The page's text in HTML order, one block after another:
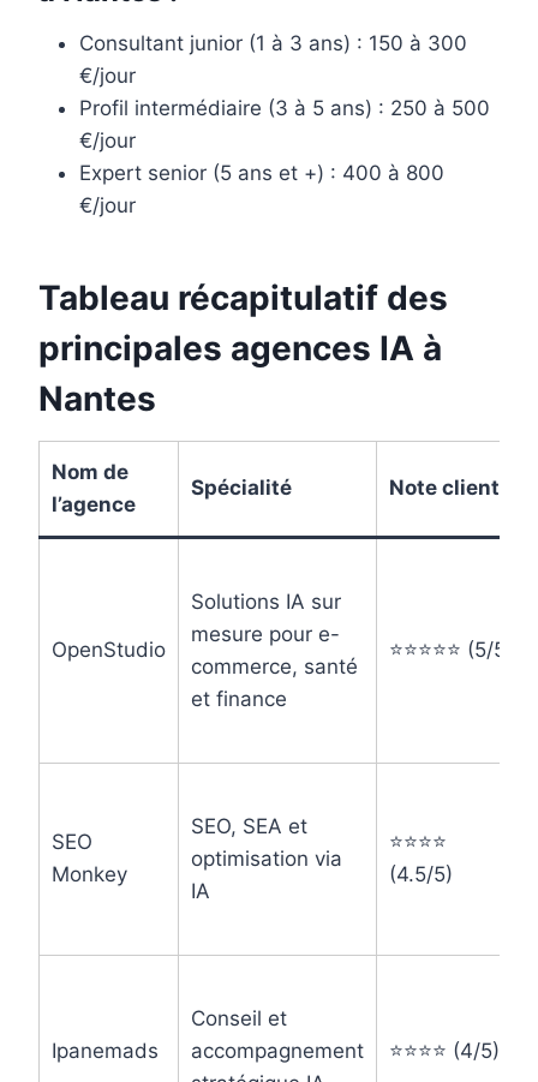
Consultant junior (1 à 3 ans) : 150 à 300
€/jour
Profil intermédiaire (3 à 5 ans) : 250 à 500
€/jour
Expert senior (5 ans et +) : 400 à 800
€/jour
Tableau récapitulatif des
principales agences IA à
Nantes
Nom de
l’agence
Spécialité Note client
OpenStudio
Solutions IA sur
mesure pour e-
commerce, santé
et finance
⭐⭐⭐⭐⭐ (5/5)
SEO
Monkey
SEO, SEA et
optimisation via
IA
⭐⭐⭐⭐
(4.5/5)
Ipanemads
Conseil et
accompagnement
⭐⭐⭐⭐ (4/5)